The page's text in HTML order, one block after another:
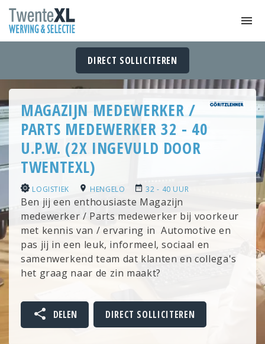
DIRECT SOLLICITEREN
MAGAZIJN MEDEWERKER /
PARTS MEDEWERKER 32 - 40
U.P.W. (2X INGEVULD DOOR
TWENTEXL)
LOGISTIEK HENGELO 32 - 40 UUR
Ben jij een enthousiaste Magazijn
medewerker / Parts medewerker bij voorkeur
met kennis van / ervaring in Automotive en
pas jij in een leuk, informeel, sociaal en
samenwerkend team dat klanten en collega's
het graag naar de zin maakt?
DELEN DIRECT SOLLICITEREN